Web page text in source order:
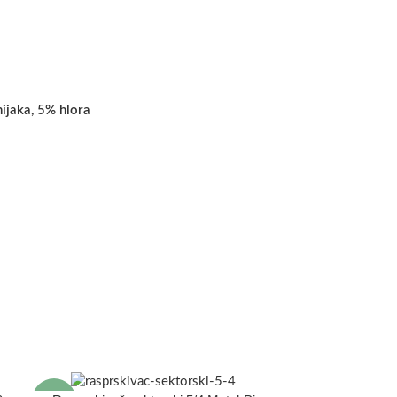
5% hlora